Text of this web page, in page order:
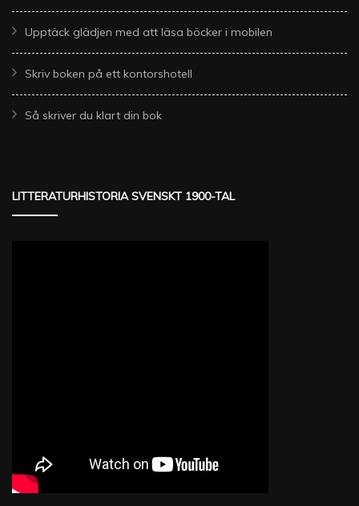
Upptäck glädjen med att läsa böcker i mobilen
Skriv boken på ett kontorshotell
Så skriver du klart din bok
LITTERATURHISTORIA SVENSKT 1900-TAL